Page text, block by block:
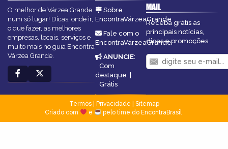
O melhor de Várzea Grande
num só lugar! Dicas, onde ir,
o que fazer, as melhores
empresas, locais, serviços e
muito mais no guia Encontra
Várzea Grande.
Sobre
EncontraVárzeaGrande
Fale com o
EncontraVárzeaGrande
ANUNCIE:
Com
destaque |
Grátis
MAIL
Receba grátis as
principais notícias,
dicas e promoções
Termos| Privacidade
Sitemap
Criado com
e pelo time do EncontraBrasil